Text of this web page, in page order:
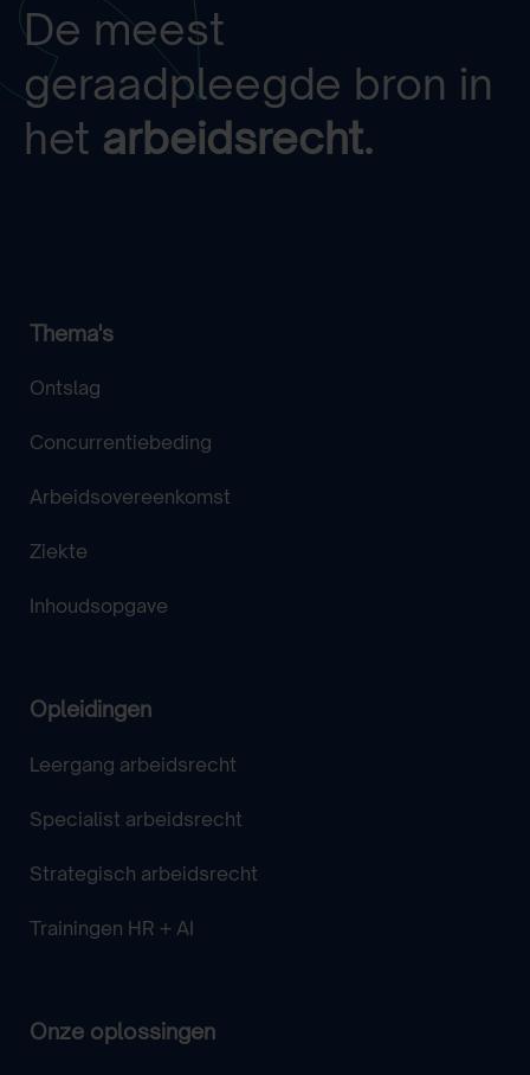
De meest
geraadpleegde bron in
het arbeidsrecht.
Thema's
Ontslag
Concurrentiebeding
Arbeidsovereenkomst
Ziekte
Inhoudsopgave
Opleidingen
Leergang arbeidsrecht
Specialist arbeidsrecht
Strategisch arbeidsrecht
Trainingen HR + AI
Onze oplossingen